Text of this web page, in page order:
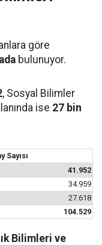
göre
bulunuyor.
, Sosyal Bilimler
ise 27 bin
Sayısı
41.952
34.959
27.618
104.529
Bilimleri ve